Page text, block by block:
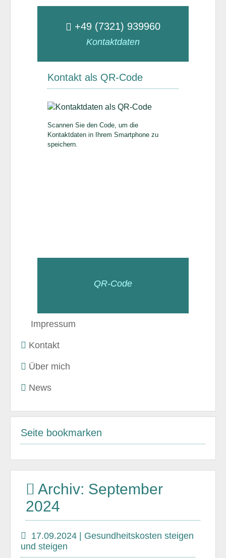
+49 (7321) 939960
Kontaktdaten
Kontakt als QR-Code
Scannen Sie den Code, um die
Kontaktdaten in Ihrem Smartphone zu
speichern.
QR-Code
Impressum
Kontakt
Über mich
News
Seite bookmarken
Archiv: September
2024
17.09.2024 | Gesundheitskosten steigen
und steigen